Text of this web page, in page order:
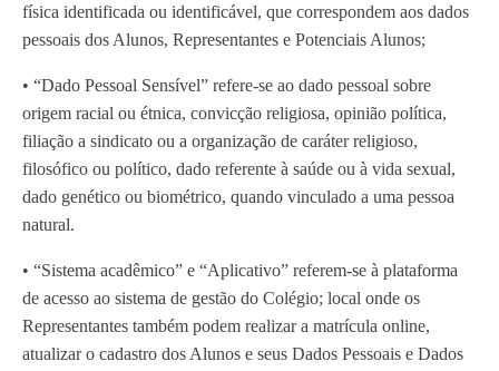
física identificada ou identificável, que correspondem aos dados
pessoais dos Alunos, Representantes e Potenciais Alunos;
• “Dado Pessoal Sensível” refere-se ao dado pessoal sobre
origem racial ou étnica, convicção religiosa, opinião política,
filiação a sindicato ou a organização de caráter religioso,
filosófico ou político, dado referente à saúde ou à vida sexual,
dado genético ou biométrico, quando vinculado a uma pessoa
natural.
• “Sistema acadêmico” e “Aplicativo” referem-se à plataforma
de acesso ao sistema de gestão do Colégio; local onde os
Representantes também podem realizar a matrícula online,
atualizar o cadastro dos Alunos e seus Dados Pessoais e Dados